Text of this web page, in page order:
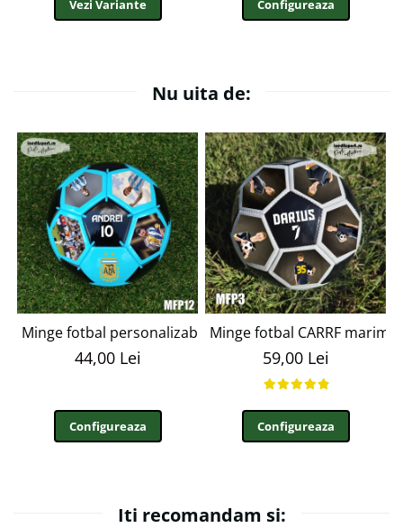
Vezi Variante Configureaza
Nu uita de:
Minge fotbal personalizabila cu poza si text MFN12
44,00 Lei
Configureaza
Minge fotbal CARRF
59,00 Lei
Configureaza
Iti recomandam si: